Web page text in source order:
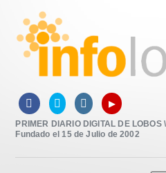
   ▸
PRIMER DIARIO DIGITAL DE
Fundado el 15 de Julio de 2002